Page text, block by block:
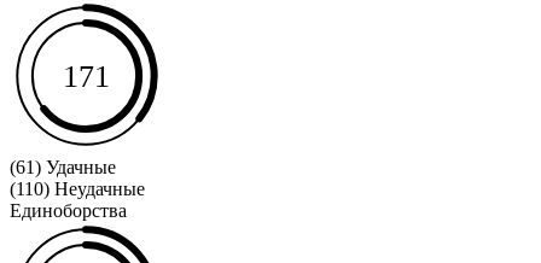
171
(61) Удачные
(110) Неудачные
Единоборства